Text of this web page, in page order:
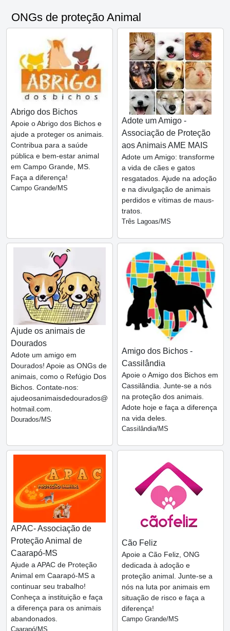
ONGs de proteção Animal
Abrigo dos Bichos
Apoie o Abrigo dos Bichos e
ajude a proteger os animais.
Contribua para a saúde
pública e bem-estar animal
em Campo Grande, MS.
Faça a diferença!
Campo Grande/MS
Adote um Amigo -
Associação de Proteção
aos Animais AME MAIS
Adote um Amigo: transforme
a vida de cães e gatos
resgatados. Ajude na adoção
e na divulgação de animais
perdidos e vítimas de maus-
tratos.
Três Lagoas/MS
Ajude os animais de
Dourados
Adote um amigo em
Dourados! Apoie as ONGs de
animais, como o Refúgio Dos
Bichos. Contate-nos:
ajudeosanimaisdedourados@
hotmail.com.
Dourados/MS
Amigo dos Bichos -
Cassilândia
Apoie o Amigo dos Bichos em
Cassilândia. Junte-se a nós
na proteção dos animais.
Adote hoje e faça a diferença
na vida deles.
Cassilândia/MS
APAC- Associação de
Proteção Animal de
Caarapó-MS
Ajude a APAC de Proteção
Animal em Caarapó-MS a
continuar seu trabalho!
Conheça a instituição e faça
a diferença para os animais
abandonados.
Caarapó/MS
Cão Feliz
Apoie a Cão Feliz, ONG
dedicada à adoção e
proteção animal. Junte-se a
nós na luta por animais em
situação de risco e faça a
diferença!
Campo Grande/MS